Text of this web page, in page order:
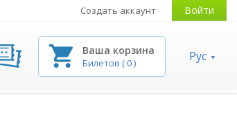
Создать аккаунт Войти
Ваша корзина
Билетов (0) Рус